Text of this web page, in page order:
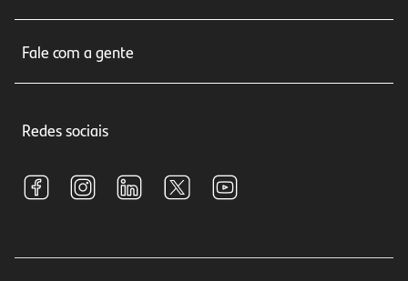
Seguros
Crédito e Financiamentos
Investimentos
Relações com Investidores
Fale com a gente
Central de Renegociação
S.A.C
Encontre nossas agências
Redes sociais